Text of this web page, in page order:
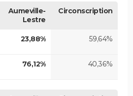
Aumeville-
Lestre
Circonscription
23,88% 59,64%
76,12% 40,36%